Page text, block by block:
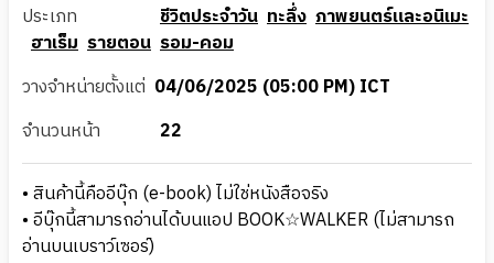
ประเภท
ชีวิตประจำวัน ทะลึ่ง ภาพยนตร์และอนิเมะ
ฮาเร็ม รายตอน รอม-คอม
วางจำหน่ายตั้งแต่ 04/06/2025 (05:00 PM) ICT
จำนวนหน้า
22
• สินค้านี้คืออีบุ๊ก (e-book) ไม่ใช่หนังสือจริง
• อีบุ๊กนี้สามารถอ่านได้บนแอป BOOK☆WALKER (ไม่สามารถ
อ่านบนเบราว์เซอร์)